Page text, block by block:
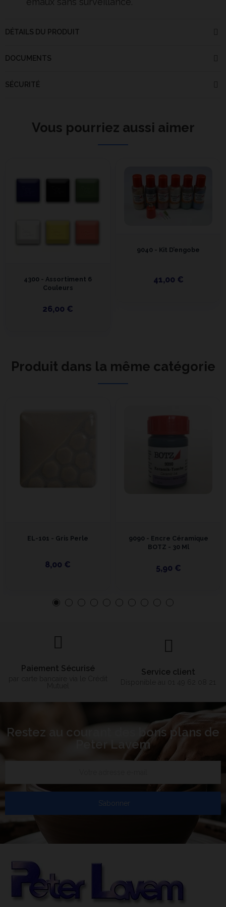
DÉTAILS DU PRODUIT
DOCUMENTS
SÉCURITÉ
Vous pourriez aussi aimer
4300 - Assortiment 6
Couleurs
26,00 €
9040 - Kit D’engobe
41,00 €
Produit dans la même catégorie
EL-101 - Gris Perle
8,00 €
9090 - Encre Céramique
BOTZ - 30 Ml
5,90 €
Paiement Sécurisé Service client
Restez au courant des bons plans de
Peter Lavem
S’abonner